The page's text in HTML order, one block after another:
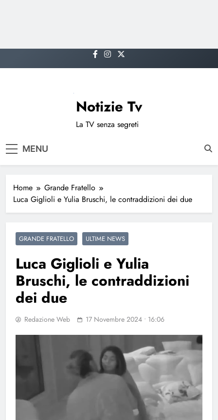
to
Notizie Tv
La TV senza segreti
MENU
Home
Grande Fratello
Luca Giglioli e Yulia Bruschi, le contraddizioni dei due
GRANDE FRATELLO ULTIME NEWS
Luca Giglioli e Yulia
Bruschi, le contraddizioni
dei due
Redazione Web 17 Novembre 2024 • 16:06